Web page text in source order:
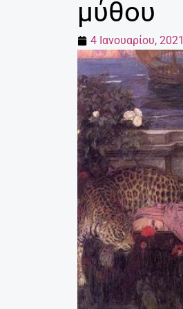
μύθου
4 Ιανουαρίου, 2021